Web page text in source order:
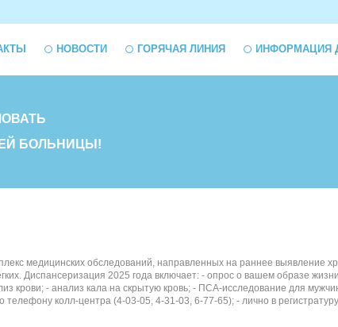
НОВОСТИ ГОРЯЧАЯ ЛИНИЯ ИНФОРМАЦИЯ
БОЛЬНИЦЫ!
медицинских обследований, направленных на раннее выявление
Диспансеризация 2025 года включает: - опрос о вашем образе
крови; - анализ кала на скрытую кровь; - ПСА-исследование для
колл-центра (4-03-05, 4-31-03, 6-77-65); - лично в